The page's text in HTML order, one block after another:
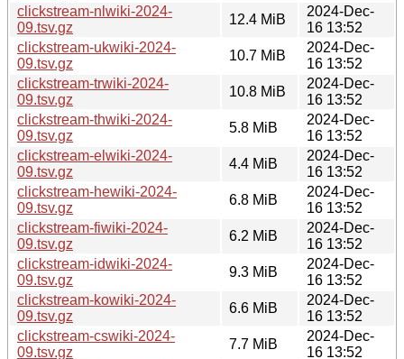
clickstream-nlwiki-2024-
09.tsv.gz
12.4 MiB
2024-Dec-
16 13:52
clickstream-ukwiki-2024-
09.tsv.gz
10.7 MiB
2024-Dec-
16 13:52
clickstream-trwiki-2024-
09.tsv.gz
10.8 MiB
2024-Dec-
16 13:52
clickstream-thwiki-2024-
09.tsv.gz
5.8 MiB
2024-Dec-
16 13:52
clickstream-elwiki-2024-
09.tsv.gz
4.4 MiB
2024-Dec-
16 13:52
clickstream-hewiki-2024-
09.tsv.gz
6.8 MiB
2024-Dec-
16 13:52
clickstream-fiwiki-2024-
09.tsv.gz
6.2 MiB
2024-Dec-
16 13:52
clickstream-idwiki-2024-
09.tsv.gz
9.3 MiB
2024-Dec-
16 13:52
clickstream-kowiki-2024-
09.tsv.gz
6.6 MiB
2024-Dec-
16 13:52
clickstream-cswiki-2024-
09.tsv.gz
7.7 MiB
2024-Dec-
16 13:52